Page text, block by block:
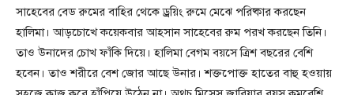
সাহেবের বেড রুমের বাহির থেকে ড্রয়িং রুমে মেঝে পরিষ্কার করছেন
হালিমা। আড়চোখে কয়েকবার আহসান সাহেবের রুম পরখ করছেন তিনি।
তাও উনাদের চোখ ফাঁকি দিয়ে। হালিমা বেগম বয়সে ত্রিশ বছরের বেশি
হবেন। তাও শরীরে বেশ জোর আছে উনার। শক্তপোক্ত হাতের বাহু হওয়ায়